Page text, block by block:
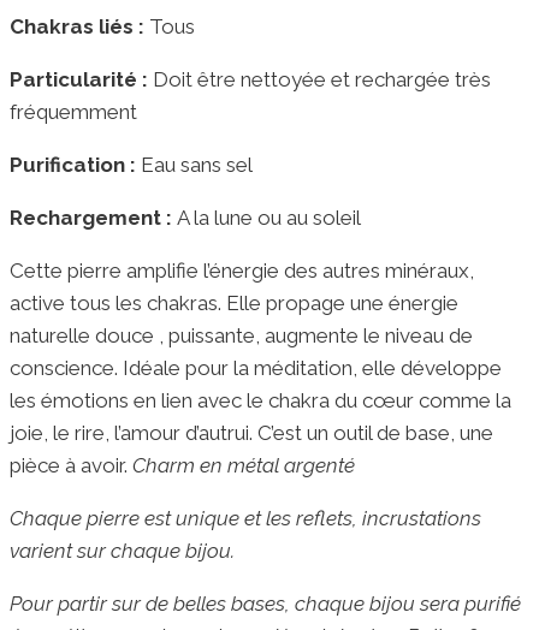
Chakras liés : Tous
Particularité : Doit être nettoyée et rechargée très
fréquemment
Purification : Eau sans sel
Rechargement : A la lune ou au soleil
Cette pierre amplifie l’énergie des autres minéraux,
active tous les chakras. Elle propage une énergie
naturelle douce , puissante, augmente le niveau de
conscience. Idéale pour la méditation, elle développe
les émotions en lien avec le chakra du cœur comme la
joie, le rire, l’amour d’autrui. C’est un outil de base, une
pièce à avoir. Charm en métal argenté
Chaque pierre est unique et les reflets, incrustations
varient sur chaque bijou.
Pour partir sur de belles bases, chaque bijou sera purifié